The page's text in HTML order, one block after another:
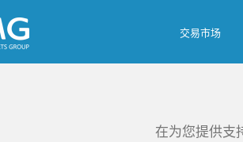
交易市场
在为您提供支